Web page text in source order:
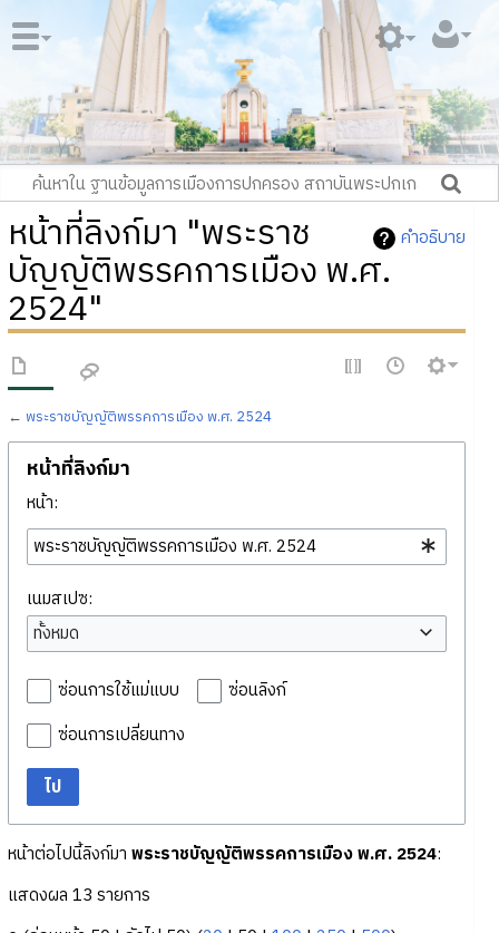
คำอธิบาย
หน้าที่ลิงก์มา "พระราช
บัญญัติพรรคการเมือง พ.ศ.
2524"
← พระราชบัญญัติพรรคการเมือง พ.ศ. 2524
หน้าที่ลิงก์มา
หน้า:
เนมสเปซ:
ทั้งหมด
ซ่อนการใช้แม่แบบ
ซ่อนลิงก์
ซ่อนการเปลี่ยนทาง
ไป
หน้าต่อไปนี้ลิงก์มา พระราชบัญญัติพรรคการเมือง พ.ศ. 2524:
แสดงผล 13 รายการ